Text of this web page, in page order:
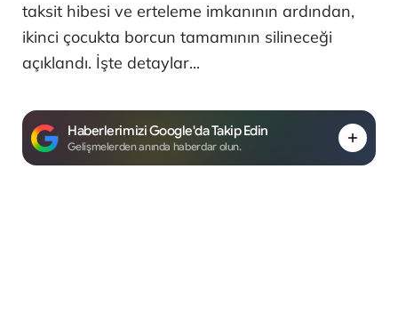
taksit hibesi ve erteleme imkanının ardından,
ikinci çocukta borcun tamamının silineceği
açıklandı. İşte detaylar...
Haberlerimizi Google'da Takip Edin
Gelişmelerden anında haberdar olun.